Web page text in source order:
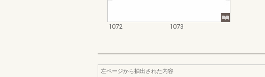
1072 1073
左ページから抽出された内容